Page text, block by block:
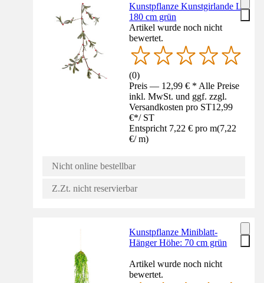
Kunstpflanze Kunstgirlande L
180 cm grün
Artikel wurde noch nicht
bewertet.
(0)
Preis — 12,99 € * Alle Preise
inkl. MwSt. und ggf. zzgl.
Versandkosten pro ST12,99
€*/ ST
Entspricht 7,22 € pro m(7,22
€/ m)
Nicht online bestellbar
Z.Zt. nicht reservierbar
Kunstpflanze Miniblatt-
Hänger Höhe: 70 cm grün
Artikel wurde noch nicht
bewertet.